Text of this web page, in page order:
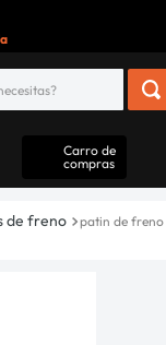
Carro de
compras
de freno
patin de freno